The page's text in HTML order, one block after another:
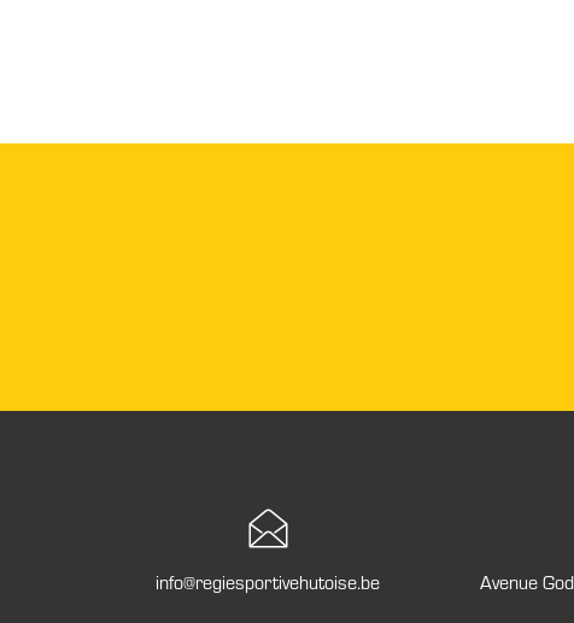
info@regiesportivehutoise.be Avenue